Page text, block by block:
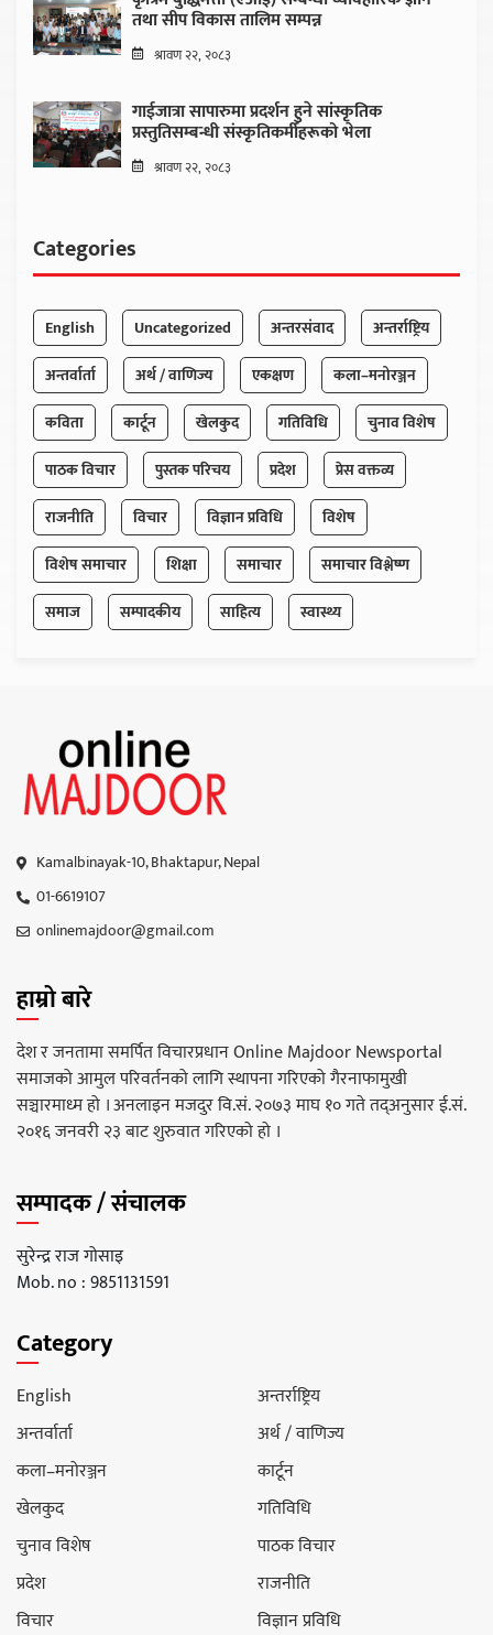
तथा सीप विकास तालिम सम्पन्न
श्रावण २२, २०८३
गाईजात्रा सापारुमा प्रदर्शन हुने सांस्कृतिक
प्रस्तुतिसम्बन्धी संस्कृतिकर्मीहरूको भेला
श्रावण २२, २०८३
Categories
English Uncategorized अन्तरसंवाद
अन्तर्राष्ट्रिय
अन्तर्वार्ता
अर्थ / वाणिज्य एकक्षण
कला–मनोरञ्जन
कविता
कार्टून खेलकुद गतिविधि
चुनाव विशेष
पाठक विचार
पुस्तक परिचय प्रदेश
प्रेस वक्तव्य
राजनीति
विचार विज्ञान प्रविधि
विशेष
विशेष समाचार
शिक्षा समाचार
समाचार विश्लेष्ण
समाज
सम्पादकीय साहित्य स्वास्थ्य
Kamalbinayak-10, Bhaktapur, Nepal
01-6619107
onlinemajdoor@gmail.com
हाम्रो बारे
देश र जनतामा समर्पित विचारप्रधान Online Majdoor Newsportal
समाजको आमुल परिवर्तनको लागि स्थापना गरिएको गैरनाफामुखी
सञ्चारमाध्म हो । अनलाइन मजदुर वि.सं. २०७३ माघ १० गते तद्अनुसार ई.सं.
२०१६ जनवरी २३ बाट शुरुवात गरिएको हो ।
सम्पादक / संचालक
सुरेन्द्र राज गोसाइ
Mob. no : 9851131591
Category
English
अन्तर्राष्ट्रिय
अन्तर्वार्ता
अर्थ / वाणिज्य
कला–मनोरञ्जन
कार्टून
खेलकुद
गतिविधि
चुनाव विशेष
पाठक विचार
प्रदेश
राजनीति
विचार
विज्ञान प्रविधि